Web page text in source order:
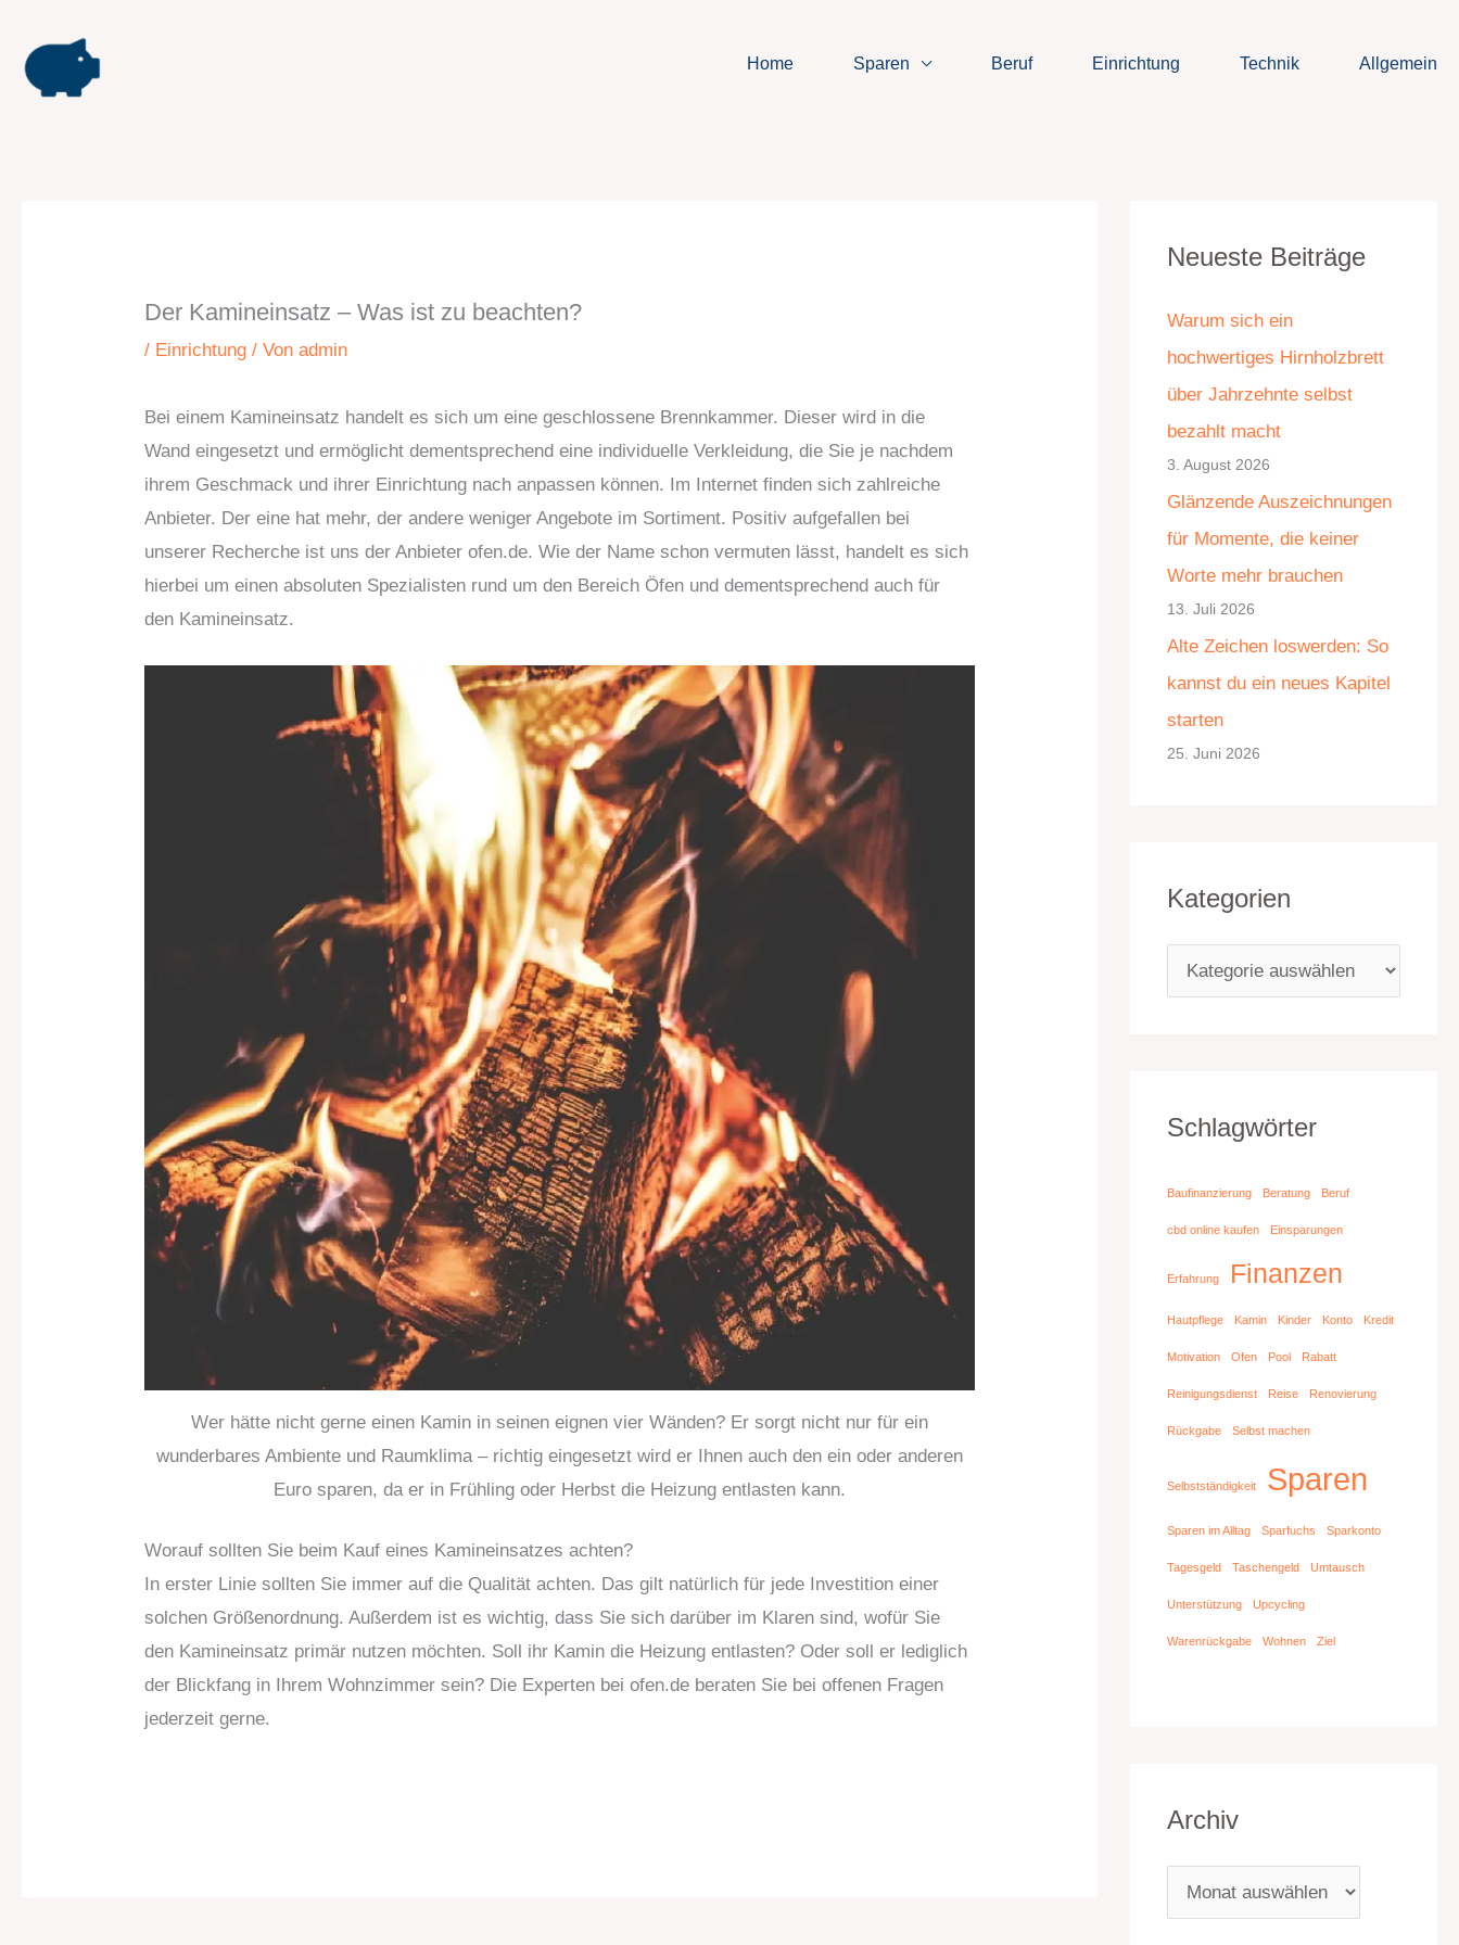
Inhalt
springen
Home Sparen Beruf Einrichtung Technik Allgemein
Der Kamineinsatz – Was ist zu beachten?
/ Einrichtung / Vonadmin
Bei einem Kamineinsatz handelt es sich um eine geschlossene Brennkammer. Dieser wird in die
Wand eingesetzt und ermöglicht dementsprechend eine individuelle Verkleidung, die Sie je nachdem
ihrem Geschmack und ihrer Einrichtung nach anpassen können. Im Internet finden sich zahlreiche
Anbieter. Der eine hat mehr, der andere weniger Angebote im Sortiment. Positiv aufgefallen bei
unserer Recherche ist uns der Anbieter ofen.de. Wie der Name schon vermuten lässt, handelt es sich
hierbei um einen absoluten Spezialisten rund um den Bereich Öfen und dementsprechend auch für
den Kamineinsatz.
Wer hätte nicht gerne einen Kamin in seinen eignen vier Wänden? Er sorgt nicht nur für ein
wunderbares Ambiente und Raumklima – richtig eingesetzt wird er Ihnen auch den ein oder anderen
Euro sparen, da er in Frühling oder Herbst die Heizung entlasten kann.
Worauf sollten Sie beim Kauf eines Kamineinsatzes achten?
In erster Linie sollten Sie immer auf die Qualität achten. Das gilt natürlich für jede Investition einer
solchen Größenordnung. Außerdem ist es wichtig, dass Sie sich darüber im Klaren sind, wofür Sie
den Kamineinsatz primär nutzen möchten. Soll ihr Kamin die Heizung entlasten? Oder soll er lediglich
der Blickfang in Ihrem Wohnzimmer sein? Die Experten bei ofen.de beraten Sie bei offenen Fragen
jederzeit gerne.
Neueste Beiträge
Warum sich ein
hochwertiges Hirnholzbrett
über Jahrzehnte selbst
bezahlt macht
3. August 2026
Glänzende Auszeichnungen
für Momente, die keiner
Worte mehr brauchen
13. Juli 2026
Alte Zeichen loswerden: So
kannst du ein neues Kapitel
starten
25. Juni 2026
Kategorien
a
e
g
o
r
i
e
n
Schlagwörter
Baufinanzierung Beratung Beruf
cbd online kaufen Einsparungen
Erfahrung Finanzen
Hautpflege Kamin Kinder Konto Kredit
Motivation Ofen Pool Rabatt
Reinigungsdienst Reise Renovierung
Rückgabe Selbst machen
Selbstständigkeit Sparen
Sparen im Alltag Sparfuchs Sparkonto
Tagesgeld Taschengeld Umtausch
Unterstützung Upcycling
Warenrückgabe Wohnen Ziel
Archiv
r
h
i
v